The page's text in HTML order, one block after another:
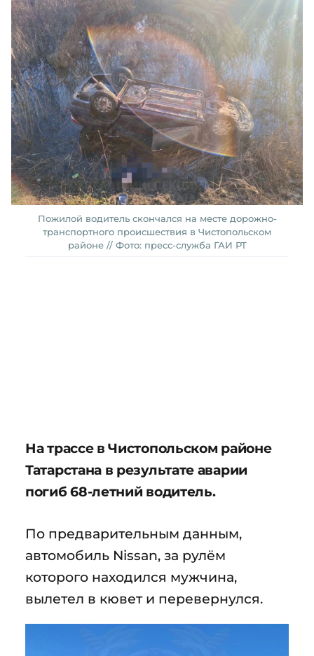
Пожилой водитель скончался на месте дорожно-
транспортного происшествия в Чистопольском
районе // Фото: пресс-служба ГАИ РТ
На трассе в Чистопольском районе
Татарстана в результате аварии
погиб 68-летний водитель.
По предварительным данным,
автомобиль Nissan, за рулём
которого находился мужчина,
вылетел в кювет и перевернулся.